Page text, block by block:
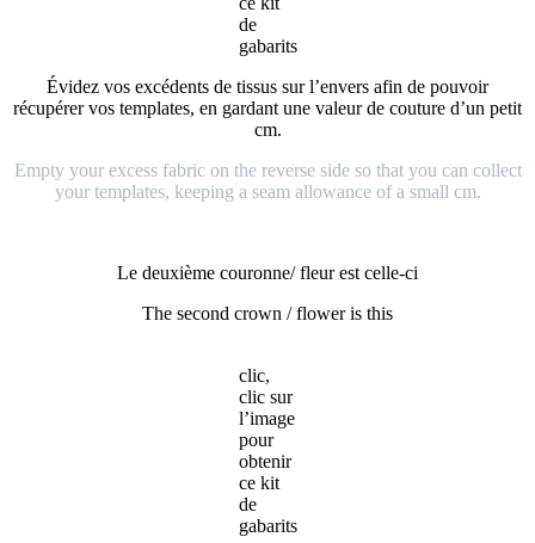
de
gabarits
Évidez vos excédents de tissus sur l’envers afin de pouvoir
récupérer vos templates, en gardant une valeur de couture d’un petit
cm.
Empty your excess fabric on the reverse side so that you can collect
your templates, keeping a seam allowance of a small cm.
Le deuxième couronne/ fleur est celle-ci
The second crown / flower is this
clic,
clic sur
l’image
pour
obtenir
ce kit
de
gabarits